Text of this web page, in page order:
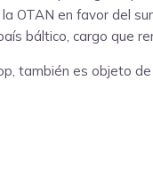
OTAN en favor del
báltico, cargo que
también es objeto